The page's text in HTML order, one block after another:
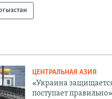
ЦЕНТРАЛЬНАЯ АЗИЯ
«Украина
поступает